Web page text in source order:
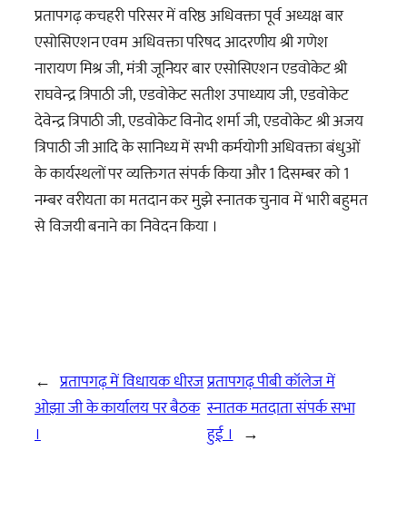
प्रतापगढ़ कचहरी परिसर में वरिष्ठ अधिवक्ता पूर्व अध्यक्ष बार
एसोसिएशन एवम अधिवक्ता परिषद आदरणीय श्री गणेश
नारायण मिश्र जी, मंत्री जूनियर बार एसोसिएशन एडवोकेट श्री
राघवेन्द्र त्रिपाठी जी, एडवोकेट सतीश उपाध्याय जी, एडवोकेट
देवेन्द्र त्रिपाठी जी, एडवोकेट विनोद शर्मा जी, एडवोकेट श्री अजय
त्रिपाठी जी आदि के सानिध्य में सभी कर्मयोगी अधिवक्ता बंधुओं
के कार्यस्थलों पर व्यक्तिगत संपर्क किया और 1 दिसम्बर को 1
नम्बर वरीयता का मतदान कर मुझे स्नातक चुनाव में भारी बहुमत
से विजयी बनाने का निवेदन किया ।
← प्रतापगढ़ में विधायक धीरज
ओझा जी के कार्यालय पर बैठक
।
प्रतापगढ़ पीबी कॉलेज में
स्नातक मतदाता संपर्क सभा
हुई । →